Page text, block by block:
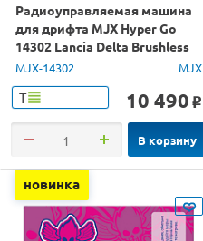
Радиоуправляемая машина
для дрифта MJX Hyper Go
14302 Lancia Delta Brushless
4WD 2.4G LED 1/14 RTR
MJX-14302 MJX
Т 10 490 o
В корзину
новинка